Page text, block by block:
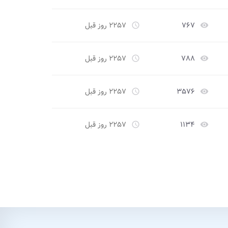
remove_red_eye ۷۶۷ access_time ۲۲۵۷ روز قبل
remove_red_eye ۷۸۸ access_time ۲۲۵۷ روز قبل
remove_red_eye ۳۵۷۶ access_time ۲۲۵۷ روز قبل
remove_red_eye ۱۱۳۴ access_time ۲۲۵۷ روز قبل